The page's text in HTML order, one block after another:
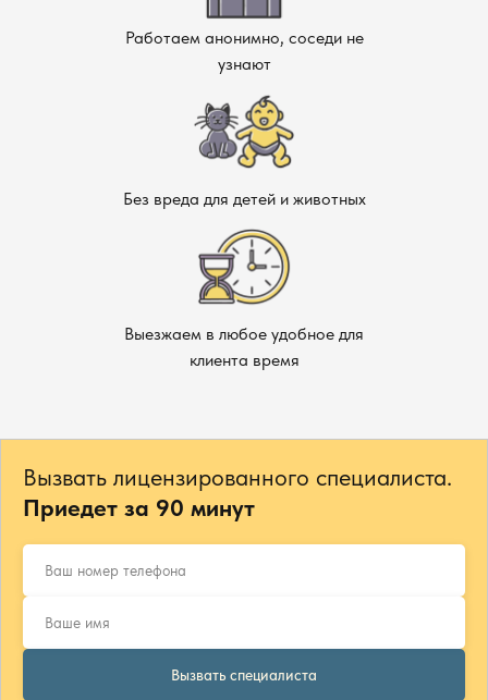
Работаем анонимно, соседи не
узнают
Без вреда для детей и животных
Выезжаем в любое удобное для
клиента время
Вызвать лицензированного специалиста.
Приедет за 90 минут
Вызвать специалиста